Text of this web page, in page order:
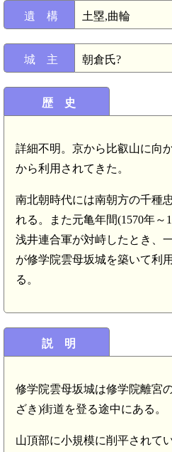
遺 構 土塁,曲輪
城 主 朝倉氏?
歴 史
詳細不明。京から比叡山に向
から利用されてきた。
南北朝時代には南朝方の千種
れる。また元亀年間(1570年～
浅井連合軍が対峙したとき、
が修学院雲母坂城を築いて利
る。
説 明
修学院雲母坂城は修学院離宮
ざき)街道を登る途中にある。
山頂部に小規模に削平されて